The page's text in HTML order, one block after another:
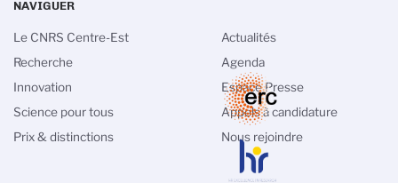
NAVIGUER
Le CNRS Centre-Est
Recherche
Innovation
Science pour tous
Prix & distinctions
Actualités
Agenda
Espace Presse
Appels à candidature
Nous rejoindre